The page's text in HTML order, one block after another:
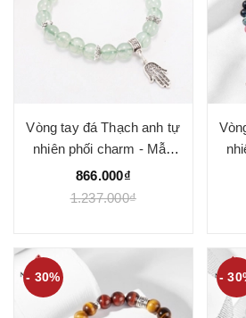
Vòng tay đá Thạch anh tự
nhiên phối charm - Mẫu
VC0839 - Ngọc Quý
866.000₫
1.237.000₫
- 30% -